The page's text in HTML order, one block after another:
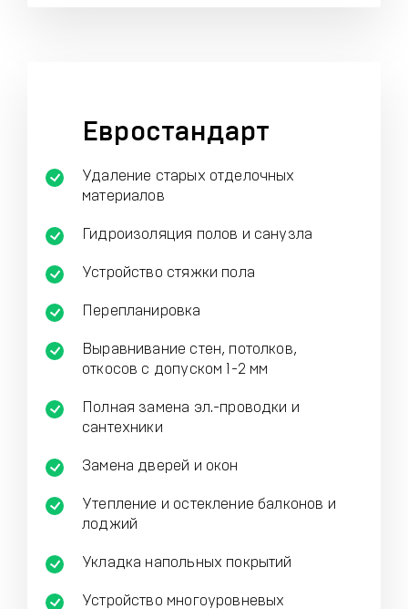
Евростандарт
Удаление старых отделочных
материалов
Гидроизоляция полов и санузла
Устройство стяжки пола
Перепланировка
Выравнивание стен, потолков,
откосов с допуском 1-2 мм
Полная замена эл.-проводки и
сантехники
Замена дверей и окон
Утепление и остекление балконов и
лоджий
Укладка напольных покрытий
Устройство многоуровневых